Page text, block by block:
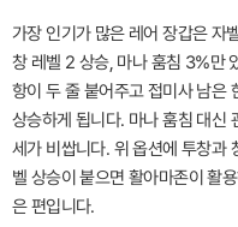
가장 인기가 많은 레어 장갑은 자
창 레벨 2 상승, 마나 훔침 3%만
항이 두 줄 붙어주고 접미사 남은
상승하게 됩니다. 마나 훔침 대신
세가 비쌉니다. 위 옵션에 투창과
벨 상승이 붙으면 활아마존이 활
은 편입니다.